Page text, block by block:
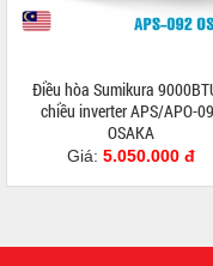
Điều hòa Sumikura
chiều inverter APS/APO-
OSAKA
Giá: 5.050.000 đ